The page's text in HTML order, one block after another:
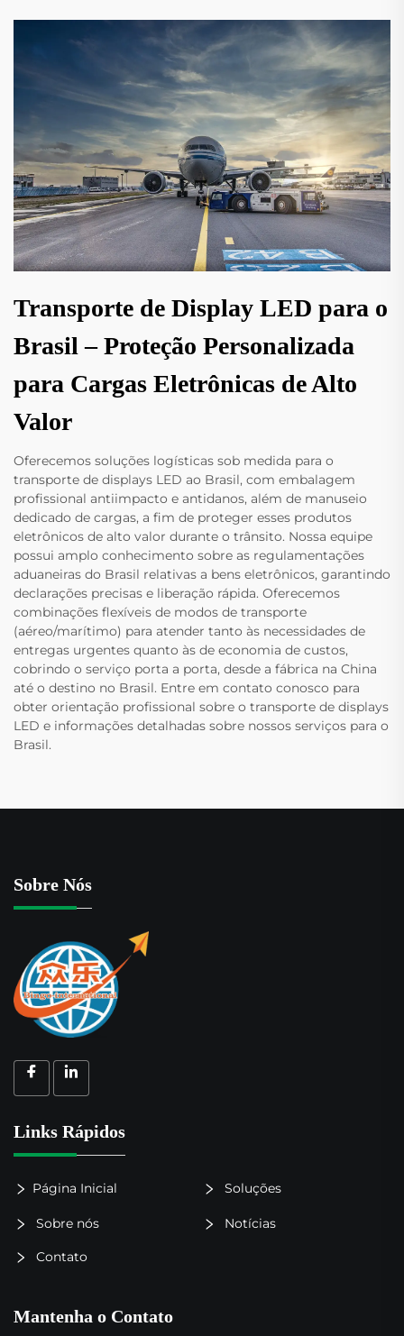
Transporte de Display LED para o
Brasil – Proteção Personalizada
para Cargas Eletrônicas de Alto
Valor
Oferecemos soluções logísticas sob medida para o
transporte de displays LED ao Brasil, com embalagem
profissional antiimpacto e antidanos, além de manuseio
dedicado de cargas, a fim de proteger esses produtos
eletrônicos de alto valor durante o trânsito. Nossa equipe
possui amplo conhecimento sobre as regulamentações
aduaneiras do Brasil relativas a bens eletrônicos, garantindo
declarações precisas e liberação rápida. Oferecemos
combinações flexíveis de modos de transporte
(aéreo/marítimo) para atender tanto às necessidades de
entregas urgentes quanto às de economia de custos,
cobrindo o serviço porta a porta, desde a fábrica na China
até o destino no Brasil. Entre em contato conosco para
obter orientação profissional sobre o transporte de displays
LED e informações detalhadas sobre nossos serviços para o
Brasil.
Sobre Nós
Links Rápidos
Página Inicial Soluções
Sobre nós Notícias
Contato
Mantenha o Contato